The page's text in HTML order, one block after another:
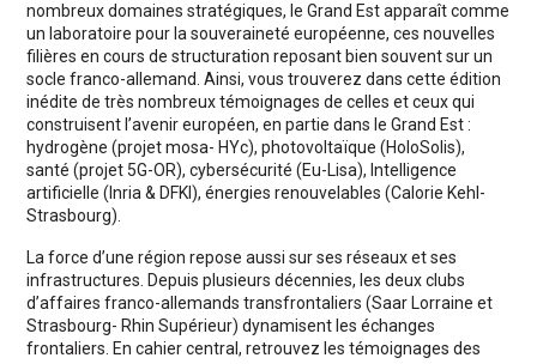
nombreux domaines stratégiques, le Grand Est apparaît comme
un laboratoire pour la souveraineté européenne, ces nouvelles
filières en cours de structuration reposant bien souvent sur un
socle franco-allemand. Ainsi, vous trouverez dans cette édition
inédite de très nombreux témoignages de celles et ceux qui
construisent l’avenir européen, en partie dans le Grand Est :
hydrogène (projet mosa- HYc), photovoltaïque (HoloSolis),
santé (projet 5G-OR), cybersécurité (Eu-Lisa), Intelligence
artificielle (Inria & DFKI), énergies renouvelables (Calorie Kehl-
Strasbourg).
La force d’une région repose aussi sur ses réseaux et ses
infrastructures. Depuis plusieurs décennies, les deux clubs
d’affaires franco-allemands transfrontaliers (Saar Lorraine et
Strasbourg- Rhin Supérieur) dynamisent les échanges
frontaliers. En cahier central, retrouvez les témoignages des